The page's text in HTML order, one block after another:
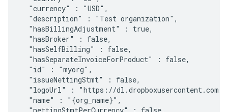
  "currency" : "USD",
  "description" : "Test organization",
  "hasBillingAdjustment" : true,
  "hasBroker" : false,
  "hasSelfBilling" : false,
  "hasSeparateInvoiceForProduct" : false,
  "id" : "myorg",
  "issueNettingStmt" : false,
"logoUrl" : "https://
  "name" : "{org_name}",